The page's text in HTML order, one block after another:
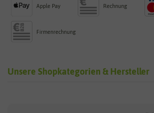
Apple Pay Rechnung
Firmenrechnung
Unsere Shopkategorien & Hersteller